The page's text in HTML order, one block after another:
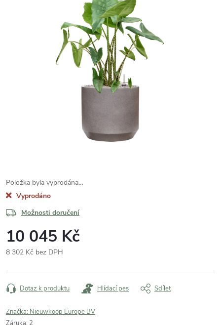
Položka byla vyprodána…
Vyprodáno
Možnosti doručení
10 045 Kč
8 302 Kč bez DPH
cena:
Dotaz k produktu Hlídací pes Sdílet
Značka: Nieuwkoop Europe BV
Záruka: 2